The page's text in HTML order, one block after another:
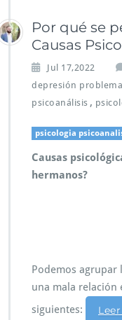
Por qué se
Causas
Jul 17,2022
depresión
psicoanálisis ,
psicologia
Causas
hermanos?
Podemos agrupar
una mala relación
siguientes: